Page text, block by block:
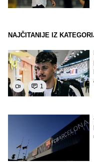
NAJČITANIJE IZ
1